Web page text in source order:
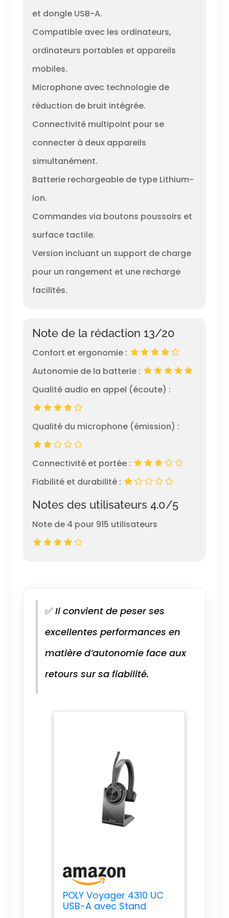
et dongle USB-A.
Compatible avec les ordinateurs,
ordinateurs portables et appareils
mobiles.
Microphone avec technologie de
réduction de bruit intégrée.
Connectivité multipoint pour se
connecter à deux appareils
simultanément.
Batterie rechargeable de type Lithium-
ion.
Commandes via boutons poussoirs et
surface tactile.
Version incluant un support de charge
pour un rangement et une recharge
facilités.
Note de la rédaction 13/20
Confort et ergonomie :
Autonomie de la batterie :
Qualité audio en appel (écoute) :
Qualité du microphone (émission) :
Connectivité et portée :
Fiabilité et durabilité :
Notes des utilisateurs 4.0/5
Note de 4 pour 915 utilisateurs
✅Il convient de peser ses
excellentes performances en
matière d’autonomie face aux
retours sur sa fiabilité.
POLY Voyager 4310 UC
USB-A avec Stand